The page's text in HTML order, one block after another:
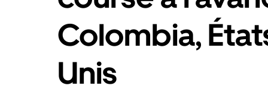
Colombia,
Unis